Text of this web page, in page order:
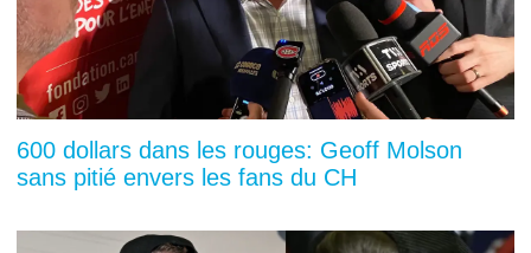
600 dollars dans les rouges: Geoff Molson
sans pitié envers les fans du CH